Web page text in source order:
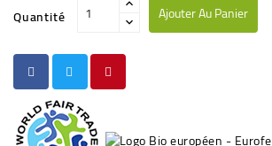
Quantité Ajouter Au Panier